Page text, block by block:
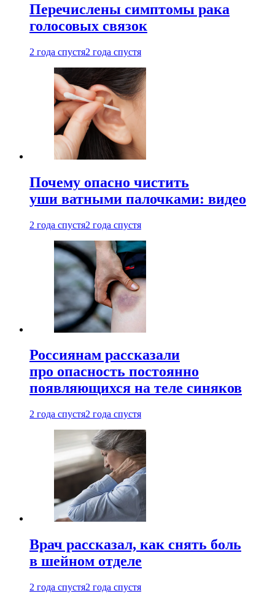
Перечислены симптомы рака
голосовых связок
2 года спустя2 года спустя
Почему опасно чистить
уши ватными палочками: видео
2 года спустя2 года спустя
Россиянам рассказали
про опасность постоянно
появляющихся на теле синяков
2 года спустя2 года спустя
Врач рассказал, как снять боль
в шейном отделе
2 года спустя2 года спустя